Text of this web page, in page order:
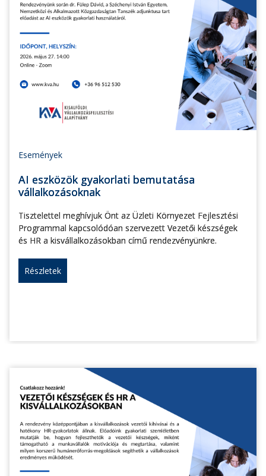
Események
AI eszközök gyakorlati bemutatása
vállalkozásoknak
Tisztelettel meghívjuk Önt az Üzleti Környezet Fejlesztési
Programmal kapcsolódóan szervezett Vezetői készségek
és HR a kisvállalkozásokban című rendezvényünkre.
Részletek